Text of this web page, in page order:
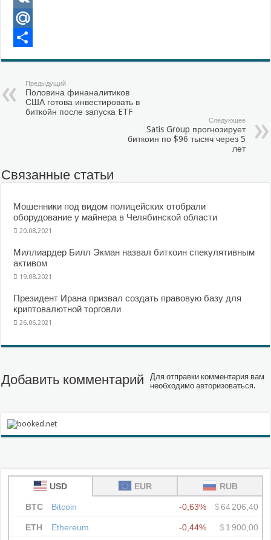
VK
Mail.Ru
Предыдущий
Половина финаналитиков
США готова инвестировать в
биткойн после запуска ETF
Следующее
Satis Group прогнозирует
биткоин по $96 тысяч через 5
лет
Связанные статьи
Мошенники под видом полицейских отобрали
оборудование у майнера в Челябинской области
20.08.2021
Миллиардер Билл Экман назвал биткоин спекулятивным
активом
19.08.2021
Президент Ирана призвал создать правовую базу для
криптовалютной торговли
26.06.2021
Добавить комментарий
Для отправки комментария вам
необходимоавторизоваться.